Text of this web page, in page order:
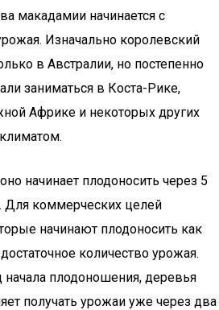
макадамии начинается с
Изначально королевский
в Австралии, но постепенно
заниматься в Коста-Рике,
Африке и некоторых других
начинает плодоносить через 5
Для коммерческих целей
начинают плодоносить как
количество урожая.
плодоношения, деревья
получать урожаи уже через два